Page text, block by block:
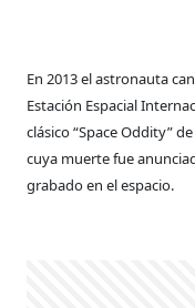
En 2013 el astronauta
Estación Espacial
clásico “Space Oddity”
cuya muerte fue
grabado en el espacio.